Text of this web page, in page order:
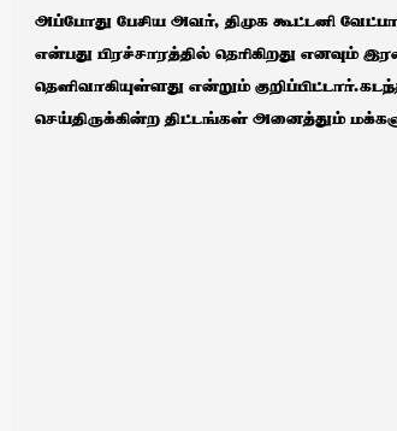
அப்போது பேசிய அவர், திமுக கூட்டனி
என்பது பிரச்சாரத்தில் தெரிகிறது எனவும்
தெளிவாகியுள்ளது என்றும்
செய்திருக்கின்ற திட்டங்கள் அனைத்தும்